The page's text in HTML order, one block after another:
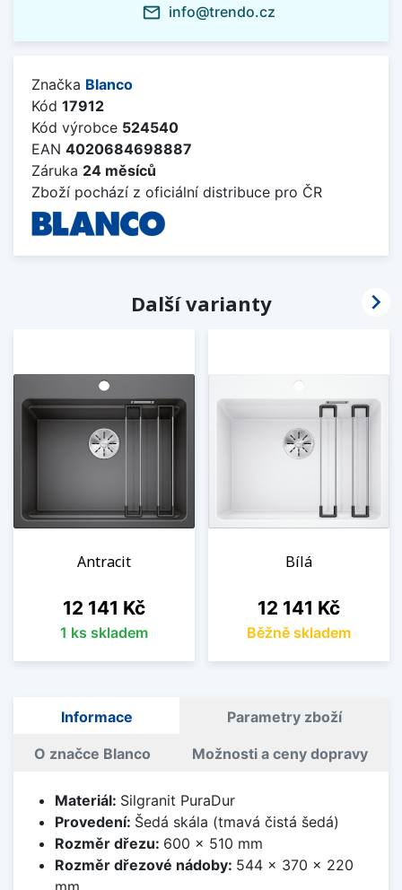
mail_outline info@trendo.cz
Značka Blanco
Kód 17912
Kód výrobce 524540
EAN 4020684698887
Záruka 24 měsíců
Zboží pochází z oficiální distribuce pro ČR
Další varianty
Antracit
Cena
12 141 Kč
1 ks skladem
Bílá
Cena
12 141 Kč
Běžně skladem

Informace Parametry zboží
O značce Blanco Možnosti a ceny dopravy
Materiál: Silgranit PuraDur
Provedení: Šedá skála (tmavá čistá šedá)
Rozměr dřezu: 600 x 510 mm
Rozměr dřezové nádoby: 544 x 370 x 220
mm